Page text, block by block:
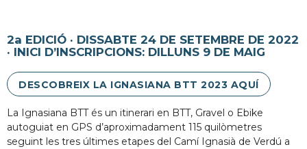
2a EDICIÓ · DISSABTE 24 DE SETEMBRE DE 2022
· INICI D’INSCRIPCIONS: DILLUNS 9 DE MAIG
DESCOBREIX LA IGNASIANA BTT 2023 AQUÍ
La Ignasiana BTT és un itinerari en BTT, Gravel o Ebike
autoguiat en GPS d’aproximadament 115 quilòmetres
seguint les tres últimes etapes del Camí Ignasià de Verdú a